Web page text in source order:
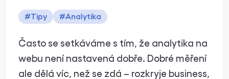
#Tipy #Analytika
Často se setkáváme s tím, že analytika na
webu není nastavená dobře. Dobré měření
ale dělá víc, než se zdá – rozkryje business,